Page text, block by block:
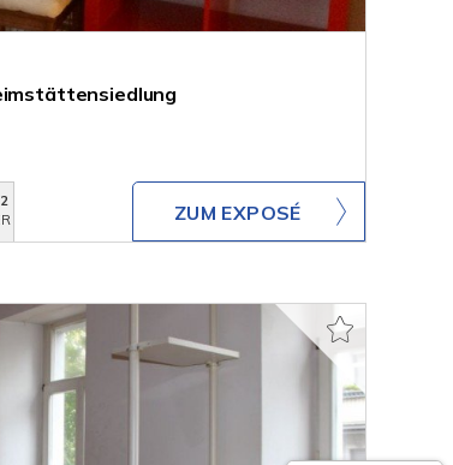
ZUM EXPOSÉ